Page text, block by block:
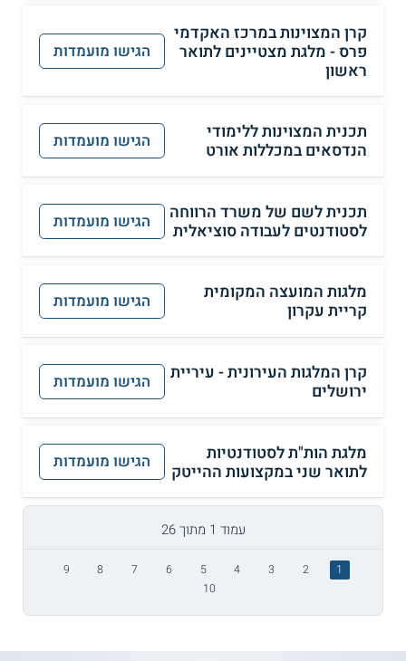
קרן המצוינות במרכז האקדמי
פרס - מלגת מצטיינים לתואר
ראשון
הגישו מועמדות
תכנית המצוינות ללימודי
הנדסאים במכללות אורט
הגישו מועמדות
תכנית לשם של משרד הרווחה
לסטודנטים לעבודה סוציאלית
הגישו מועמדות
מלגות המועצה המקומית
קריית עקרון
הגישו מועמדות
קרן המלגות העירונית - עיריית
ירושלים
הגישו מועמדות
מלגת הות"ת לסטודנטיות
לתואר שני במקצועות ההייטק
הגישו מועמדות
עמוד 1 מתוך 26
1
2
3
4
5
6
7
8
9
10